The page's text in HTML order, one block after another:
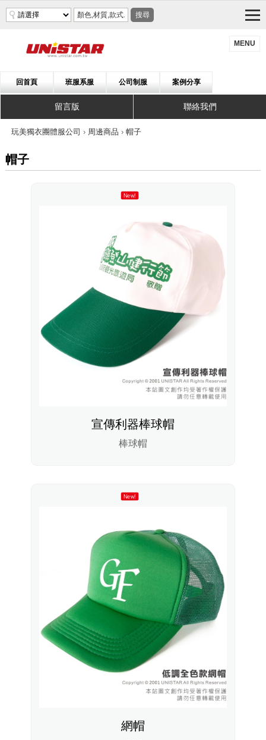
MENU
回首頁 班服系服 公司制服 案例分享
留言版 聯絡我們
搜尋
玩美獨衣團體服公司 › 周邊商品 › 帽子
帽子
New!
宣傳利器棒球帽
棒球帽
New!
網帽